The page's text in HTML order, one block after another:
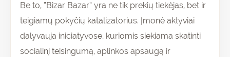
Be to, “Bizar Bazar” yra ne tik prekių tiekėjas, bet ir
teigiamų pokyčių katalizatorius. Įmonė aktyviai
dalyvauja iniciatyvose, kuriomis siekiama skatinti
socialinį teisingumą, aplinkos apsaugą ir